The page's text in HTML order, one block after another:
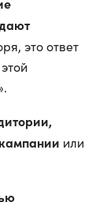
это ответ
или